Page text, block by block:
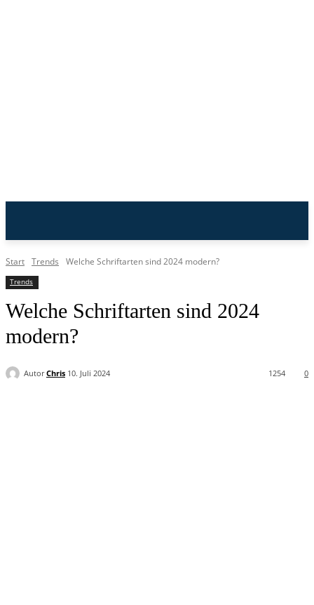
Start Trends Welche Schriftarten sind 2024 modern?
Trends
Welche Schriftarten sind 2024
modern?
Autor Chris 10. Juli 2024 0
1254